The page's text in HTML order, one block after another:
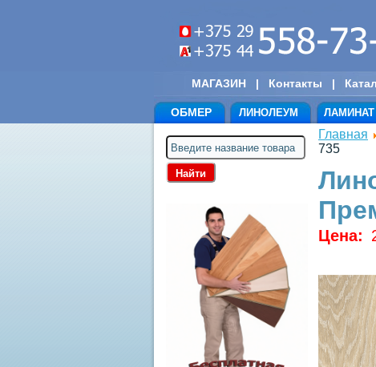
МАГАЗИН | Контакты |
ОБМЕР ЛИНОЛЕУМ ЛАМИНАТ
Главная
735
Цена: